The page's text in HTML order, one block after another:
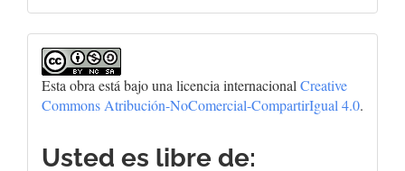
Esta obra está bajo una licencia internacional Creative
Commons Atribución-NoComercial-CompartirIgual 4.0.
Usted es libre de: